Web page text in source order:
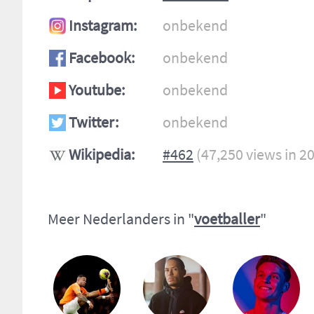
Instagram:
onbekend
Facebook:
onbekend
Youtube:
onbekend
Twitter:
onbekend
Wikipedia:
#462 (47,250 views in
Meer Nederlanders in "voetballer"